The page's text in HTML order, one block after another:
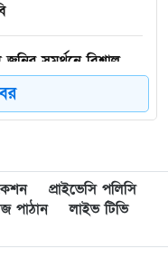
সমর্থনে বিশাল
প্রতীক জনিই
কমিটি গঠন:
সেই বিদ্যালয়েই এমপি
প্রাইভেসি পলিসি
পাঠান
লাইভ টিভি